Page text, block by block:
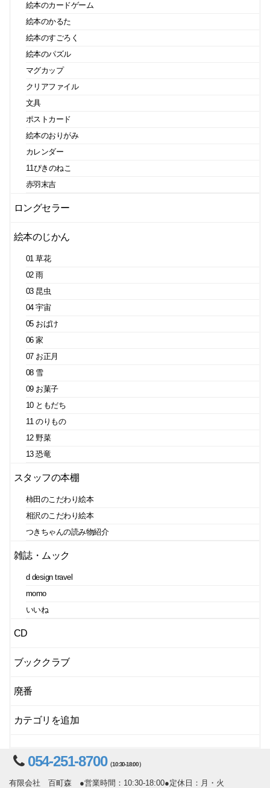
絵本のカードゲーム
絵本のかるた
絵本のすごろく
絵本のパズル
マグカップ
クリアファイル
文具
ポストカード
絵本のおりがみ
カレンダー
11ぴきのねこ
赤羽末吉
ロングセラー
絵本のじかん
01 草花
02 雨
03 昆虫
04 宇宙
05 おばけ
06 家
07 お正月
08 雪
09 お菓子
10 ともだち
11 のりもの
12 野菜
13 恐竜
スタッフの本棚
柿田のこだわり絵本
相沢のこだわり絵本
つきちゃんの読み物紹介
雑誌・ムック
d design travel
momo
いいね
CD
ブッククラブ
廃番
カテゴリを追加
054-251-8700（10:30-18:00）
有限会社 百町森 ●営業時間：10:30-18:00●定休日：月・火